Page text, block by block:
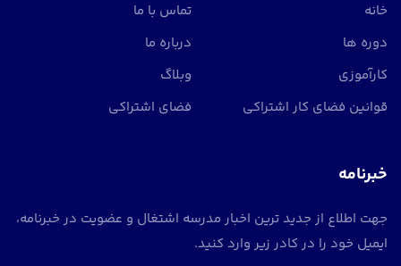
خانه
تماس با ما
دوره ها
درباره ما
کارآموزی
وبلاگ
قوانین فضای کار اشتراکی
فضای اشتراکی
خبرنامه
جهت اطلاع از جدید ترین اخبار مدرسه اشتغال و عضویت در خبرنامه،
ایمیل خود را در کادر زیر وارد کنید.